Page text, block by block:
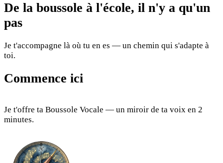
De la boussole à l'école, il n'y a qu'un
pas
Je t'accompagne là où tu en es — un chemin qui s'adapte à
toi.
Commence ici
Je t'offre ta Boussole Vocale — un miroir de ta voix en 2
minutes.